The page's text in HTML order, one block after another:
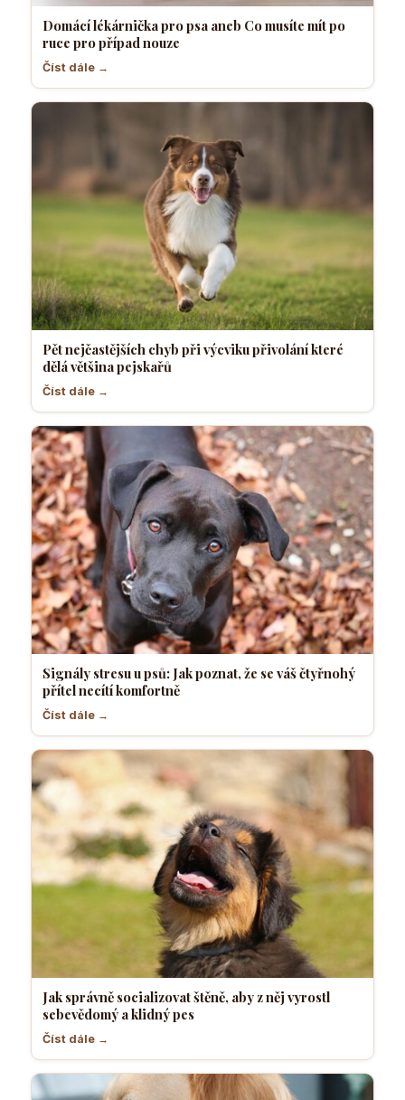
Domácí lékárnička pro psa aneb Co musíte mít po
ruce pro případ nouze
Číst dále →
Pět nejčastějších chyb při výcviku přivolání které
dělá většina pejskařů
Číst dále →
Signály stresu u psů: Jak poznat, že se váš čtyřnohý
přítel necítí komfortně
Číst dále →
Jak správně socializovat štěně, aby z něj vyrostl
sebevědomý a klidný pes
Číst dále →